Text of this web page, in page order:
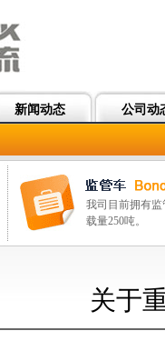
新闻动态 公司动
我司目前拥有
载量250吨。
关于